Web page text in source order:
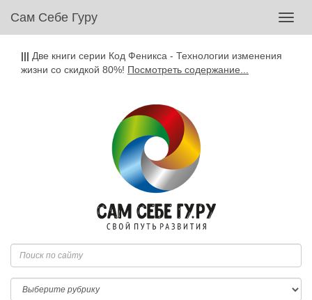
Сам Себе Гуру
||| Две книги серии Код Феникса - Технологии изменения
жизни со скидкой 80%! Посмотреть содержание...